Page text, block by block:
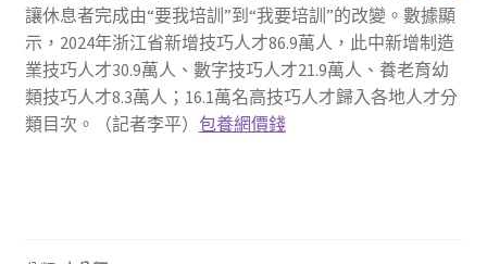
讓休息者完成由“要我培訓”到“我要培訓”的改變。數據顯
示，2024年浙江省新增技巧人才86.9萬人，此中新增制造
業技巧人才30.9萬人、數字技巧人才21.9萬人、養老育幼
類技巧人才8.3萬人；16.1萬名高技巧人才歸入各地人才分
類目次。（記者李平） 包養網價錢